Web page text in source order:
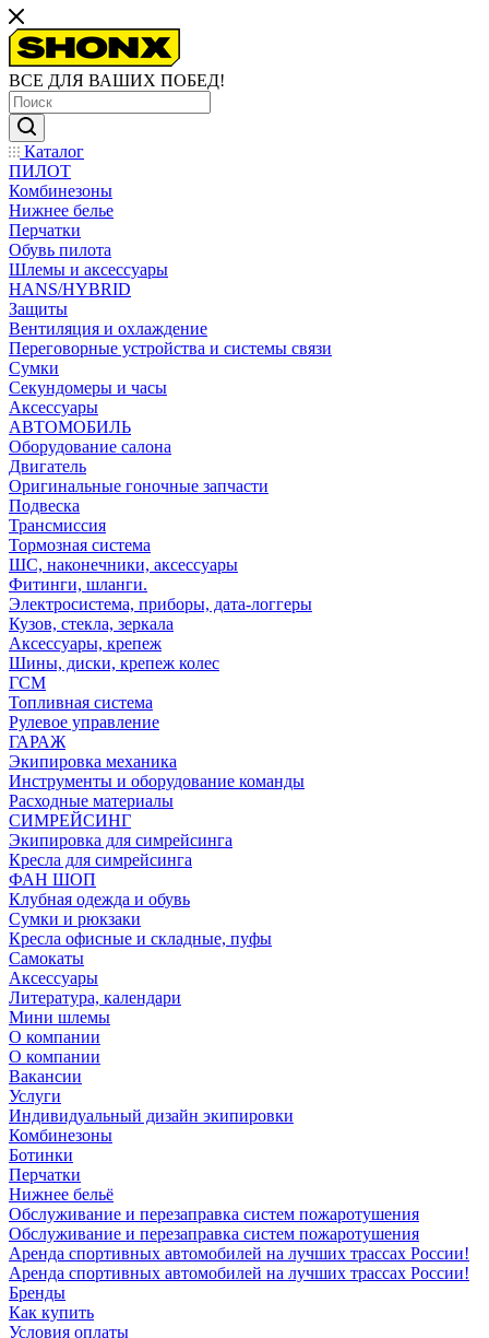
ВСЕ ДЛЯ ВАШИХ ПОБЕД!
Каталог
ПИЛОТ
Комбинезоны
Нижнее белье
Перчатки
Обувь пилота
Шлемы и аксессуары
HANS/HYBRID
Защиты
Вентиляция и охлаждение
Переговорные устройства и системы связи
Сумки
Секундомеры и часы
Аксессуары
АВТОМОБИЛЬ
Оборудование салона
Двигатель
Оригинальные гоночные запчасти
Подвеска
Трансмиссия
Тормозная система
ШС, наконечники, аксессуары
Фитинги, шланги.
Электросистема, приборы, дата-логгеры
Кузов, стекла, зеркала
Аксессуары, крепеж
Шины, диски, крепеж колес
ГСМ
Топливная система
Рулевое управление
ГАРАЖ
Экипировка механика
Инструменты и оборудование команды
Расходные материалы
СИМРЕЙСИНГ
Экипировка для симрейсинга
Кресла для симрейсинга
ФАН ШОП
Клубная одежда и обувь
Сумки и рюкзаки
Кресла офисные и складные, пуфы
Самокаты
Аксессуары
Литература, календари
Мини шлемы
О компании
О компании
Вакансии
Услуги
Индивидуальный дизайн экипировки
Комбинезоны
Ботинки
Перчатки
Нижнее бельё
Обслуживание и перезаправка систем пожаротушения
Обслуживание и перезаправка систем пожаротушения
Аренда спортивных автомобилей на лучших трассах России!
Аренда спортивных автомобилей на лучших трассах России!
Бренды
Как купить
Условия оплаты